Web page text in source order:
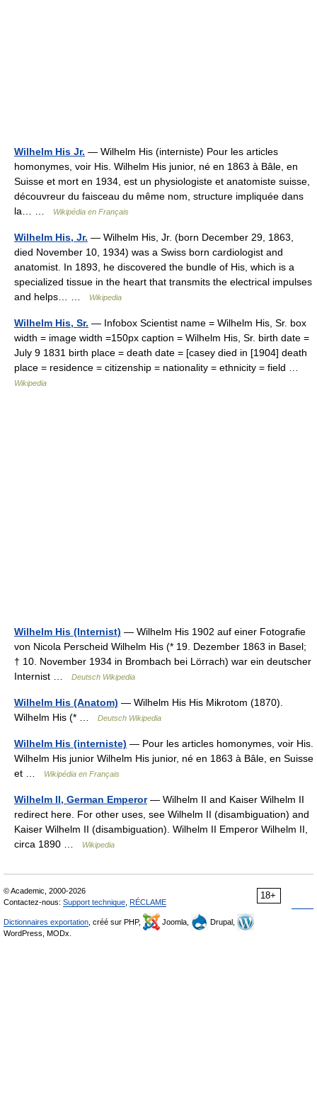
Wilhelm His Jr. — Wilhelm His (interniste) Pour les articles
homonymes, voir His. Wilhelm His junior, né en 1863 à Bâle, en
Suisse et mort en 1934, est un physiologiste et anatomiste suisse,
découvreur du faisceau du même nom, structure impliquée dans
la… …
Wikipédia en Français
Wilhelm His, Jr. — Wilhelm His, Jr. (born December 29, 1863,
died November 10, 1934) was a Swiss born cardiologist and
anatomist. In 1893, he discovered the bundle of His, which is a
specialized tissue in the heart that transmits the electrical impulses
and helps… …
Wikipedia
Wilhelm His, Sr. — Infobox Scientist name = Wilhelm His, Sr. box
width = image width =150px caption = Wilhelm His, Sr. birth date =
July 9 1831 birth place = death date = [casey died in [1904] death
place = residence = citizenship = nationality = ethnicity = field …
Wikipedia
Wilhelm His (Internist) — Wilhelm His 1902 auf einer Fotografie
von Nicola Perscheid Wilhelm His (* 19. Dezember 1863 in Basel;
† 10. November 1934 in Brombach bei Lörrach) war ein deutscher
Internist …
Deutsch Wikipedia
Wilhelm His (Anatom) — Wilhelm His His Mikrotom (1870).
Wilhelm His (* …
Deutsch Wikipedia
Wilhelm His (interniste) — Pour les articles homonymes, voir His.
Wilhelm His junior Wilhelm His junior, né en 1863 à Bâle, en Suisse
et …
Wikipédia en Français
Wilhelm II, German Emperor— Wilhelm II and Kaiser Wilhelm II
redirect here. For other uses, see Wilhelm II (disambiguation) and
Kaiser Wilhelm II (disambiguation). Wilhelm II Emperor Wilhelm II,
circa 1890 …
Wikipedia
18+
© Academic, 2000-2026
Contactez-nous: Support technique RÉCLAME
Dictionnaires exportation , créé sur PHP, Joomla,
Drupal,
WordPress, MODx.